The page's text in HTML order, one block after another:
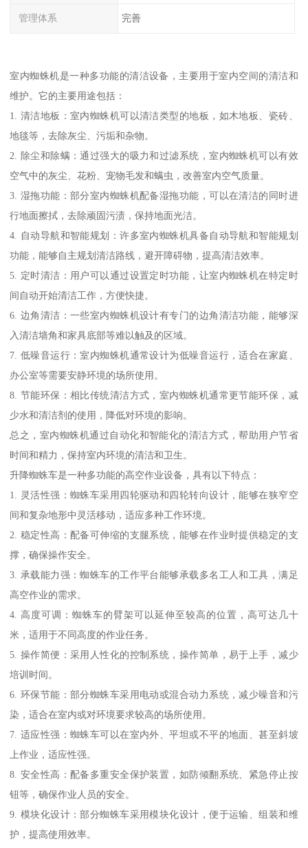
管理体系 完善
室内蜘蛛机是一种多功能的清洁设备，主要用于室内空间的清洁和
维护。它的主要用途包括：
1. 清洁地板：室内蜘蛛机可以清洁类型的地板，如木地板、瓷砖、
地毯等，去除灰尘、污垢和杂物。
2. 除尘和除螨：通过强大的吸力和过滤系统，室内蜘蛛机可以有效
空气中的灰尘、花粉、宠物毛发和螨虫，改善室内空气质量。
3. 湿拖功能：部分室内蜘蛛机配备湿拖功能，可以在清洁的同时进
行地面擦拭，去除顽固污渍，保持地面光洁。
4. 自动导航和智能规划：许多室内蜘蛛机具备自动导航和智能规划
功能，能够自主规划清洁路线，避开障碍物，提高清洁效率。
5. 定时清洁：用户可以通过设置定时功能，让室内蜘蛛机在特定时
间自动开始清洁工作，方便快捷。
6. 边角清洁：一些室内蜘蛛机设计有专门的边角清洁功能，能够深
入清洁墙角和家具底部等难以触及的区域。
7. 低噪音运行：室内蜘蛛机通常设计为低噪音运行，适合在家庭、
办公室等需要安静环境的场所使用。
8. 节能环保：相比传统清洁方式，室内蜘蛛机通常更节能环保，减
少水和清洁剂的使用，降低对环境的影响。
总之，室内蜘蛛机通过自动化和智能化的清洁方式，帮助用户节省
时间和精力，保持室内环境的清洁和卫生。
升降蜘蛛车是一种多功能的高空作业设备，具有以下特点：
1. 灵活性强：蜘蛛车采用四轮驱动和四轮转向设计，能够在狭窄空
间和复杂地形中灵活移动，适应多种工作环境。
2. 稳定性高：配备可伸缩的支腿系统，能够在作业时提供稳定的支
撑，确保操作安全。
3. 承载能力强：蜘蛛车的工作平台能够承载多名工人和工具，满足
高空作业的需求。
4. 高度可调：蜘蛛车的臂架可以延伸至较高的位置，高可达几十
米，适用于不同高度的作业任务。
5. 操作简便：采用人性化的控制系统，操作简单，易于上手，减少
培训时间。
6. 环保节能：部分蜘蛛车采用电动或混合动力系统，减少噪音和污
染，适合在室内或对环境要求较高的场所使用。
7. 适应性强：蜘蛛车可以在室内外、平坦或不平的地面、甚至斜坡
上作业，适应性强。
8. 安全性高：配备多重安全保护装置，如防倾翻系统、紧急停止按
钮等，确保作业人员的安全。
9. 模块化设计：部分蜘蛛车采用模块化设计，便于运输、组装和维
护，提高使用效率。